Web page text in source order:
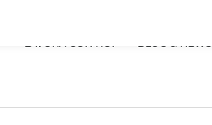
LAVORA CON NOI BLOG & NEWS